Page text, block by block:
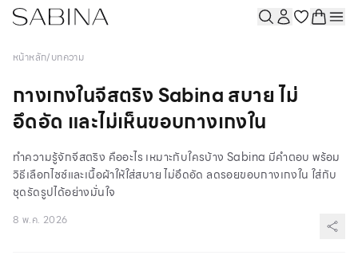
หน้าหลัก/บทความ
กางเกงในจีสตริง Sabina สบาย ไม่
อึดอัด และไม่เห็นขอบกางเกงใน
ทำความรู้จักจีสตริง คืออะไร เหมาะกับใครบ้าง Sabina มีคำตอบ พร้อม
วิธีเลือกไซซ์และเนื้อผ้าให้ใส่สบาย ไม่อึดอัด ลดรอยขอบกางเกงใน ใส่กับ
ชุดรัดรูปได้อย่างมั่นใจ
8 พ.ค. 2026